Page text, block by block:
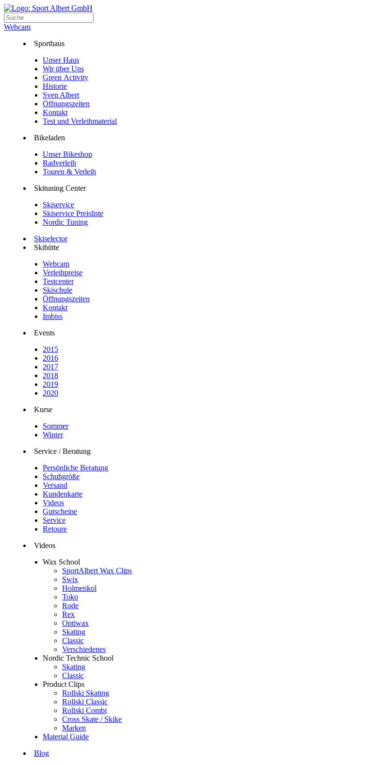
Webcam
Sporthaus
Unser Haus
Wir über Uns
Green Activity
Historie
Sven Albert
Öffnungszeiten
Kontakt
Test und Verleihmaterial
Bikeladen
Unser Bikeshop
Radverleih
Touren & Verleih
Skituning Center
Skiservice
Skiservice Preisliste
Nordic Tuning
Skiselector
Skihütte
Webcam
Verleihpreise
Testcenter
Skischule
Öffnungszeiten
Kontakt
Imbiss
Events
2015
2016
2017
2018
2019
2020
Kurse
Sommer
Winter
Service / Beratung
Persönliche Beratung
Schuhgröße
Versand
Kundenkarte
Videos
Gutscheine
Service
Retoure
Videos
Wax School
SportAlbert Wax Clips
Swix
Holmenkol
Toko
Rode
Rex
Optiwax
Skating
Classic
Verschiedenes
Nordic Technic School
Skating
Classic
Product Clips
Rollski Skating
Rollski Classic
Rollski Combi
Cross Skate / Skike
Marken
Material Guide
Blog